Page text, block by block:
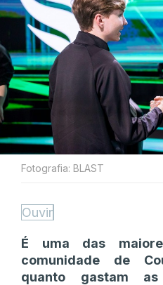
Fotografia: BLAST
Ouvir
É uma das
comunidade de
quanto gastam